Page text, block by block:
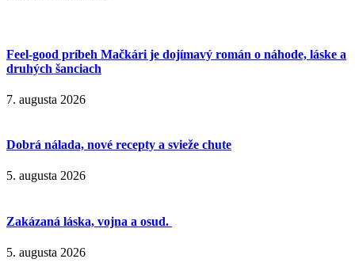
Feel-good príbeh Mačkári je dojímavý román o náhode, láske a
druhých šanciach
7. augusta 2026
Dobrá nálada, nové recepty a svieže chute
5. augusta 2026
Zakázaná láska, vojna a osud.
5. augusta 2026